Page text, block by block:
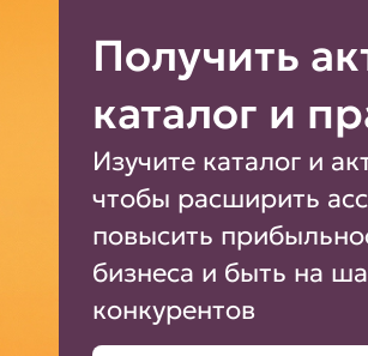
Получить
каталог и
Изучите каталог и
чтобы расширить
повысить
бизнеса и быть на
конкурентов